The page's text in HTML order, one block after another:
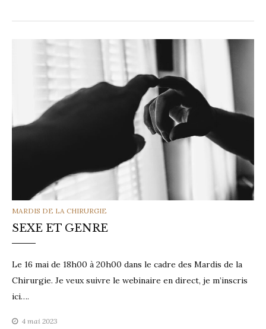
CATEGORIES
MARDIS DE LA CHIRURGIE
SEXE ET GENRE
Le 16 mai de 18h00 à 20h00 dans le cadre des Mardis de la
Chirurgie. Je veux suivre le webinaire en direct, je m’inscris
ici….
4 mai 2023